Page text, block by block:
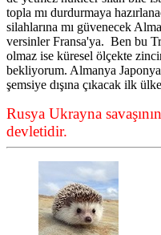
topla mı durdurmaya
silahlarına mı güvenecek
versinler Fransa'ya. Ben bu
olmaz ise küresel ölçekte
bekliyorum. Almanya
şemsiye dışına çıkacak ilk
Rusya Ukrayna
devletidir.